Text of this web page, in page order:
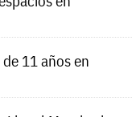
11 años en